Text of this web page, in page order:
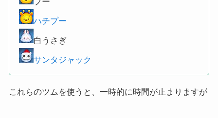
ハチプー
白うさぎ
サンタジャック
これらのツムを使うと、一時的に時間が止まりますが